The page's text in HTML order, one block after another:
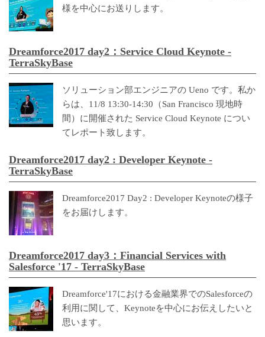
様を中心にお送りします。
Dreamforce2017 day2：Service Cloud Keynote -
TerraSkyBase
ソリューション部エンジニアの Ueno です。私か
らは、11/8 13:30-14:30（San Francisco 現地時
間）に開催された Service Cloud Keynote につい
てレポート致します。
Dreamforce2017 day2 : Developer Keynote -
TerraSkyBase
Dreamforce2017 Day2 : Developer Keynoteの様子
をお届けします。
Dreamforce2017 day3：Financial Services with
Salesforce '17 - TerraSkyBase
Dreamforce'17における金融業界でのSalesforceの
利用に関して、Keynoteを中心にお伝えしたいと
思います。